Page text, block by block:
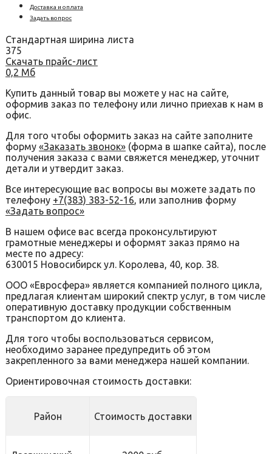
Доставка и оплата
Задать вопрос
Стандартная ширина листа
375
Скачать прайс-лист
0,2 Мб
Купить данный товар вы можете у нас на сайте,
оформив заказ по телефону или лично приехав к нам в
офис.
Для того чтобы оформить заказ на сайте заполните
форму «Заказать звонок» (форма в шапке сайта), после
получения заказа с вами свяжется менеджер, уточнит
детали и утвердит заказ.
Все интересующие вас вопросы вы можете задать по
телефону +7(383) 383-52-16, или заполнив форму
«Задать вопрос»
В нашем офисе вас всегда проконсультируют
грамотные менеджеры и оформят заказ прямо на
месте по адресу:
630015 Новосибирск ул. Королева, 40, кор. 38.
ООО «Евросфера» является компанией полного цикла,
предлагая клиентам широкий спектр услуг, в том числе
оперативную доставку продукции собственным
транспортом до клиента.
Для того чтобы воспользоваться сервисом,
необходимо заранее предупредить об этом
закрепленного за вами менеджера нашей компании.
Ориентировочная стоимость доставки:
Район Стоимость доставки